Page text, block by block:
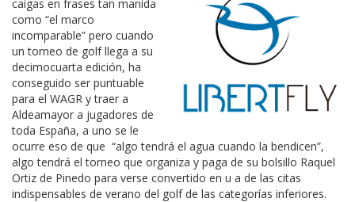
caigas en frases tan manida
como “el marco
incomparable” pero cuando
un torneo de golf llega a su
decimocuarta edición, ha
conseguido ser puntuable
para el WAGR y traer a
Aldeamayor a jugadores de
toda España, a uno se le
ocurre eso de que “algo tendrá el agua cuando la bendicen”,
algo tendrá el torneo que organiza y paga de su bolsillo Raquel
Ortiz de Pinedo para verse convertido en u a de las citas
indispensables de verano del golf de las categorías inferiores.